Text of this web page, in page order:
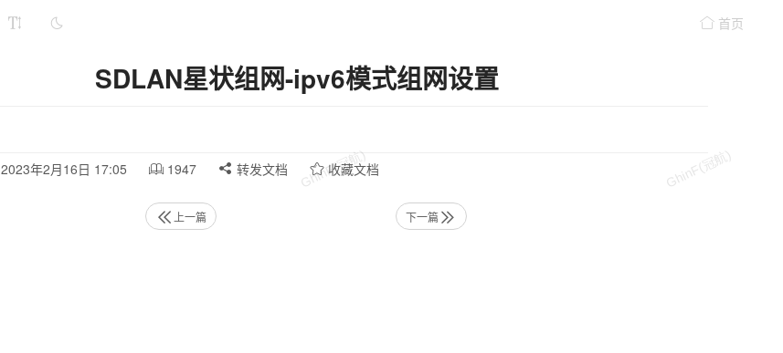
首页
SDLAN星状组网-ipv6模式组网设置
2023年2月16日 17:05 1947 转发文档 收藏文档
上一篇 下一篇